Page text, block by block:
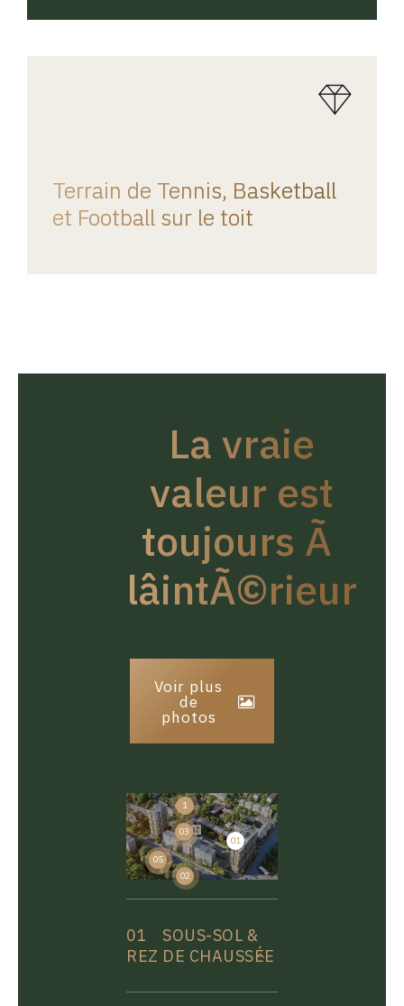
Terrain de Tennis, Basketball
et Football sur le toit
La vraie
valeur est
toujours Ã
lâintÃ©rieur
Voir plus
de
photos
01
1
02
03
04
05
01
SOUS-SOL &
REZ DE CHAUSSÉE